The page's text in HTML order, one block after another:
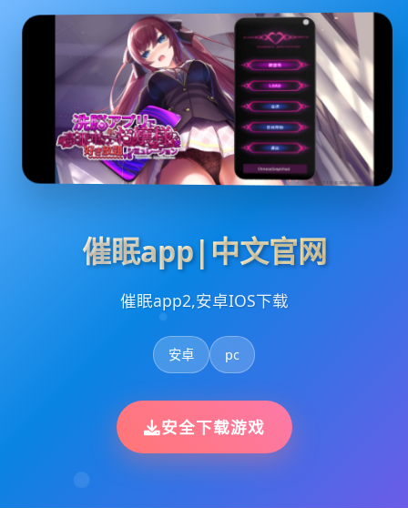
催眠app|中文官网
催眠app2,安卓IOS下载
安卓 pc
安全下载游戏